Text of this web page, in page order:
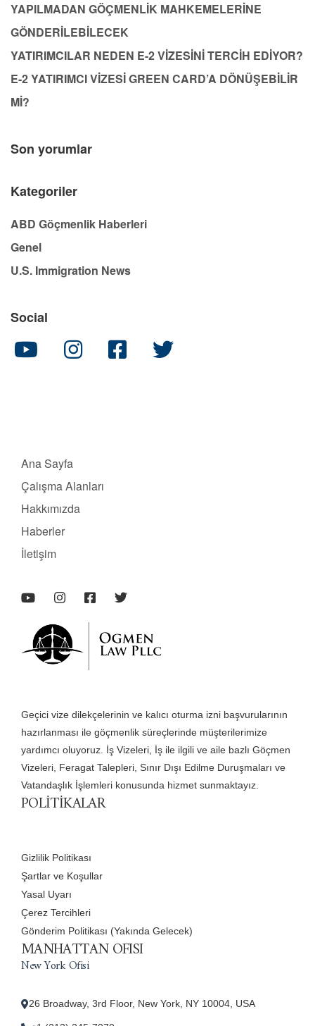
YAPILMADAN GÖÇMENLİK MAHKEMELERİNE
GÖNDERİLEBİLECEK
YATIRIMCILAR NEDEN E-2 VİZESİNİ TERCİH EDİYOR?
E-2 YATIRIMCI VİZESİ GREEN CARD’A DÖNÜŞEBİLİR
Mİ?
Son yorumlar
Kategoriler
ABD Göçmenlik Haberleri
Genel
U.S. Immigration News
Social
Ana Sayfa
Çalışma Alanları
Hakkımızda
Haberler
İletişim
Geçici vize dilekçelerinin ve kalıcı oturma izni başvurularının
hazırlanması ile göçmenlik süreçlerinde müşterilerimize
yardımcı oluyoruz. İş Vizeleri, İş ile ilgili ve aile bazlı Göçmen
Vizeleri, Feragat Talepleri, Sınır Dışı Edilme Duruşmaları ve
Vatandaşlık İşlemleri konusunda hizmet sunmaktayız.
POLİTİKALAR
Gizlilik Politikası
Şartlar ve Koşullar
Yasal Uyarı
Çerez Tercihleri
Gönderim Politikası (Yakında Gelecek)
MANHATTAN OFISI
New York Ofisi
26 Broadway, 3rd Floor, New York, NY 10004, USA